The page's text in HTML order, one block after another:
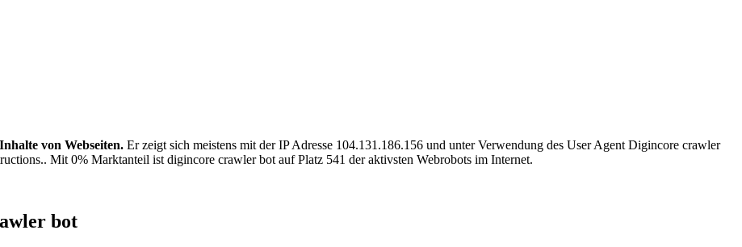
von Webseiten. Er zeigt sich meistens mit der IP Adresse 104.131.186.156 und unter Verwendung des User Agent Digincore crawler
Mit 0% Marktanteil ist digincore crawler bot auf Platz 541 der aktivsten Webrobots im Internet.
bot